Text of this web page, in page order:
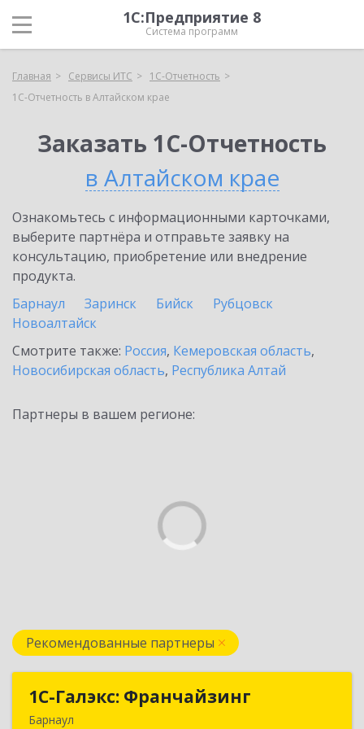
1С:Предприятие 8
Система программ
Главная Сервисы ИТС
1С-Отчетность
1С-Отчетность в Алтайском крае
Заказать 1С-Отчетность
в Алтайском крае
Ознакомьтесь с информационными карточками,
выберите партнёра и отправьте заявку на
консультацию, приобретение или внедрение
продукта.
Барнаул
Заринск Бийск
Рубцовск
Новоалтайск
Смотрите также: Россия, Кемеровская область,
Новосибирская область, Республика Алтай
Партнеры в вашем регионе:
Рекомендованные партнеры
1С-Галэкс: Франчайзинг
Барнаул
1С-Галэкс: Франчайзинг